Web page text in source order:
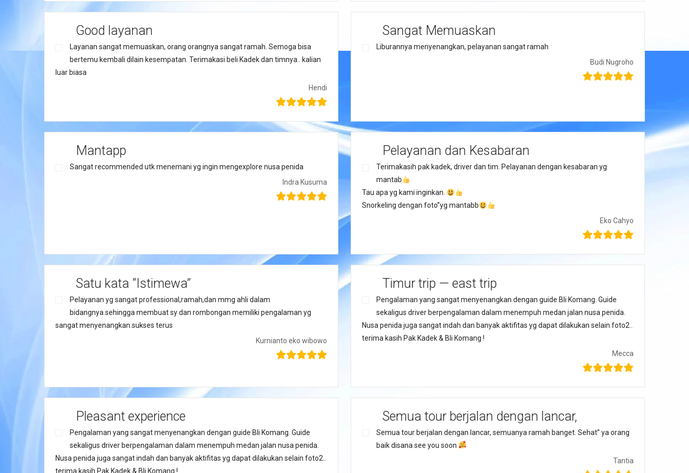
Good layanan
Layanan sangat memuaskan, orang orangnya sangat ramah. Semoga bisa
bertemu kembali dilain kesempatan. Terimakasi beli Kadek dan timnya.. kalian
luar biasa
Hendi
Sangat Memuaskan
Liburannya menyenangkan, pelayanan sangat ramah
Budi Nugroho
Mantapp
Sangat recommended utk menemani yg ingin mengexplore nusa penida
Indra Kusuma
Pelayanan dan Kesabaran
Terimakasih pak kadek, driver dan tim. Pelayanan dengan kesabaran yg
mantab
Tau apa yg kami inginkan.
Snorkeling dengan foto”yg mantabb
Eko Cahyo
Satu kata “Istimewa”
Pelayanan yg sangat professional,ramah,dan mmg ahli dalam
bidangnya.sehingga membuat sy dan rombongan memiliki pengalaman yg
sangat menyenangkan.sukses terus
Kurnianto eko wibowo
Timur trip — east trip
Pengalaman yang sangat menyenangkan dengan guide Bli Komang. Guide
sekaligus driver berpengalaman dalam menempuh medan jalan nusa penida.
Nusa penida juga sangat indah dan banyak aktifitas yg dapat dilakukan selain foto2..
terima kasih Pak Kadek & Bli Komang !
Mecca
Pleasant experience
Pengalaman yang sangat menyenangkan dengan guide Bli Komang. Guide
sekaligus driver berpengalaman dalam menempuh medan jalan nusa penida.
Nusa penida juga sangat indah dan banyak aktifitas yg dapat dilakukan selain foto2..
terima kasih Pak Kadek & Bli Komang !
Semua tour berjalan dengan lancar,
Semua tour berjalan dengan lancar, semuanya ramah banget. Sehat” ya orang
baik disana see you soon
Tantia